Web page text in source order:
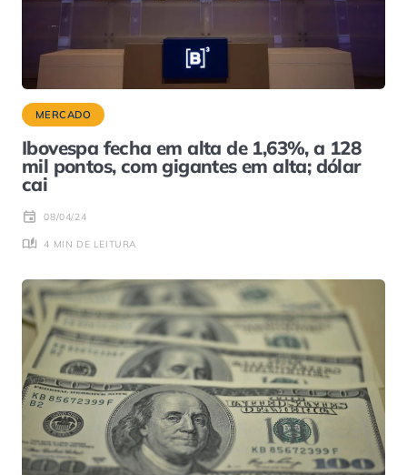
MERCADO
Ibovespa fecha em alta de 1,63%, a 128
mil pontos, com gigantes em alta; dólar
cai
08/04/24
4 MIN DE LEITURA